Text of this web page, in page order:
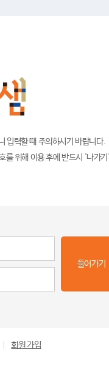
입력할 때 주의하시기 바랍니다.
를 위해 이용 후에 반드시 '나가
들어가기
회원 가입